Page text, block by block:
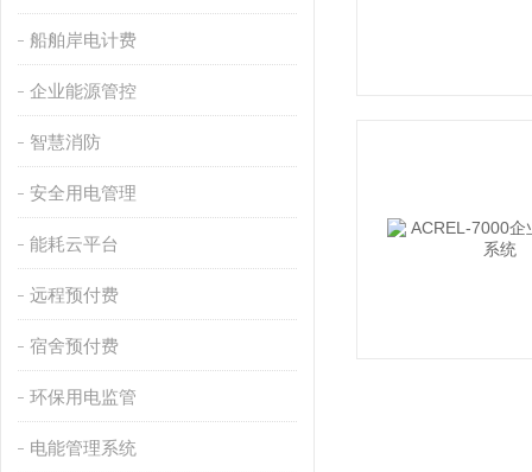
船舶岸电计费
企业能源管控
智慧消防
安全用电管理
能耗云平台
远程预付费
宿舍预付费
环保用电监管
电能管理系统